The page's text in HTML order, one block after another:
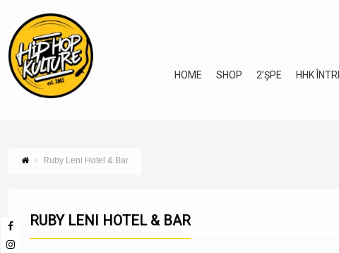
HOME SHOP 2’ȘPE HHK
Ruby Leni Hotel & Bar
RUBY LENI HOTEL & BAR